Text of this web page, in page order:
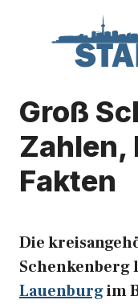
Groß
Zahlen,
Fakten
Die
Schenkenberg
Lauenburgim